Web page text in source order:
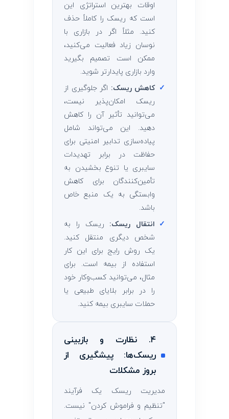
اوقات بهترین استراتژی این
است که ریسک را کاملاً حذف
کنید. مثلاً اگر در بازاری با
نوسان زیاد فعالیت می‌کنید،
ممکن است تصمیم بگیرید
وارد بازاری پایدارتر شوید.
✓ کاهش ریسک: اگر جلوگیری از
ریسک امکان‌پذیر نیست،
می‌توانید تأثیر آن را کاهش
دهید. این می‌تواند شامل
پیاده‌سازی تدابیر امنیتی برای
حفاظت در برابر تهدیدات
سایبری یا تنوع بخشیدن به
تأمین‌کنندگان برای کاهش
وابستگی به یک منبع خاص
باشد.
✓ انتقال ریسک: ریسک را به
شخص دیگری منتقل کنید.
یک روش رایج برای این کار
استفاده از بیمه است. برای
مثال، می‌توانید کسب‌وکار خود
را در برابر بلایای طبیعی یا
حملات سایبری بیمه کنید.
۴. نظارت و بازبینی
ریسک‌ها: پیشگیری از
بروز مشکلات
مدیریت ریسک یک فرآیند
"تنظیم و فراموش کردن" نیست.